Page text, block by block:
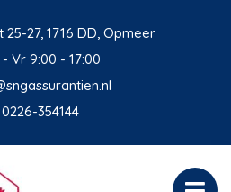
27, 1716 DD, Opmeer
Vr 9:00 - 17:00
0226-354144